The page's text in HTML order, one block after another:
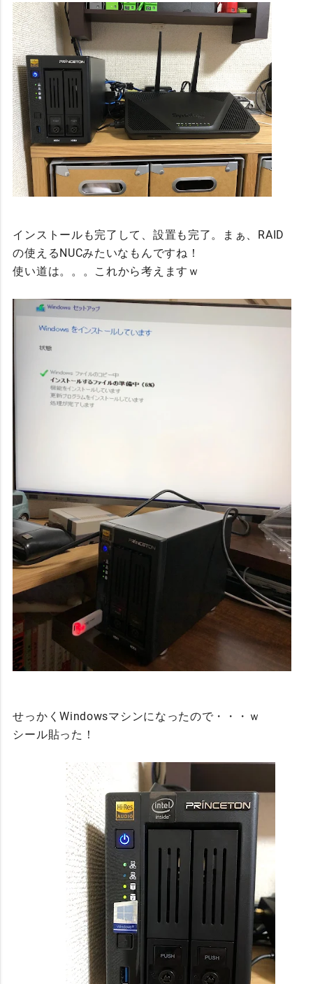
インストールも完了して、設置も完了。まぁ、RAID
の使えるNUCみたいなもんですね！
使い道は。。。これから考えますｗ
せっかくWindowsマシンになったので・・・ｗ
シール貼った！